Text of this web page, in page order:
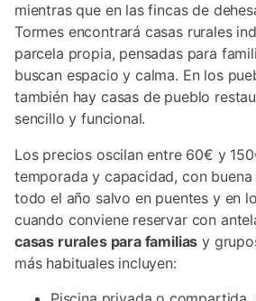
mientras que en las fincas de
Tormes encontrará casas rurales
parcela propia, pensadas para
buscan espacio y calma. En los
también hay casas de pueblo
sencillo y funcional.
Los precios oscilan entre 60€ y
temporada y capacidad, con
todo el año salvo en puentes y en
cuando conviene reservar con
casas rurales para familias y
más habituales incluyen: